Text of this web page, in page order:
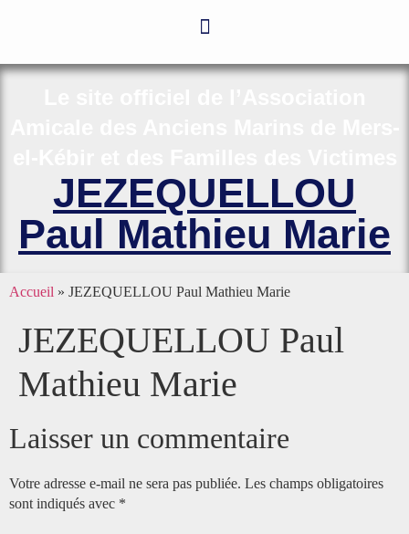
JEZEQUELLOU
Paul Mathieu Marie
Accueil » JEZEQUELLOU Paul Mathieu Marie
JEZEQUELLOU Paul
Mathieu Marie
Laisser un commentaire
Votre adresse e-mail ne sera pas publiée. Les champs obligatoires
sont indiqués avec *